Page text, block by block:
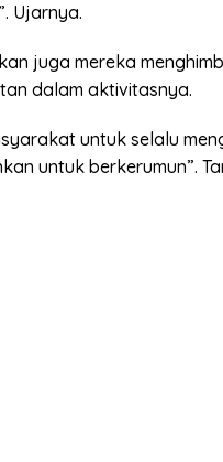
Ujarnya.
juga mereka
dalam aktivitasnya.
untuk selalu
untuk berkerumun”.